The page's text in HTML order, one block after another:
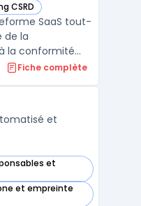
CSRD
catégorie
SaaS tout-
de la
la conformité
la
et SFDR. Avec
...
Fiche complète
et
et
et empreinte